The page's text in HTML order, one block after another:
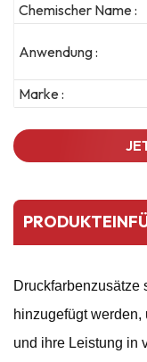
Chemischer Name :
Anwendung :
Marke :
Druckfarbenzusätze
hinzugefügt
und ihre Leistung in